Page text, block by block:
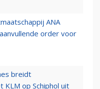
ANA
order voor
breidt
KLM op Schiphol uit